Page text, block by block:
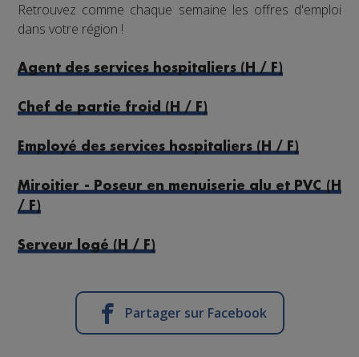
Retrouvez comme chaque semaine les offres d'emploi
dans votre région !
Agent des services hospitaliers (H / F)
Chef de partie froid (H / F)
Employé des services hospitaliers (H / F)
Miroitier - Poseur en menuiserie alu et PVC (H
/ F)
Serveur logé (H / F)
Partager sur Facebook